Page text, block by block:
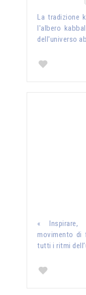
La tradizione
l'albero
dell'universo
« Inspirare,
movimento
tutti i ritmi